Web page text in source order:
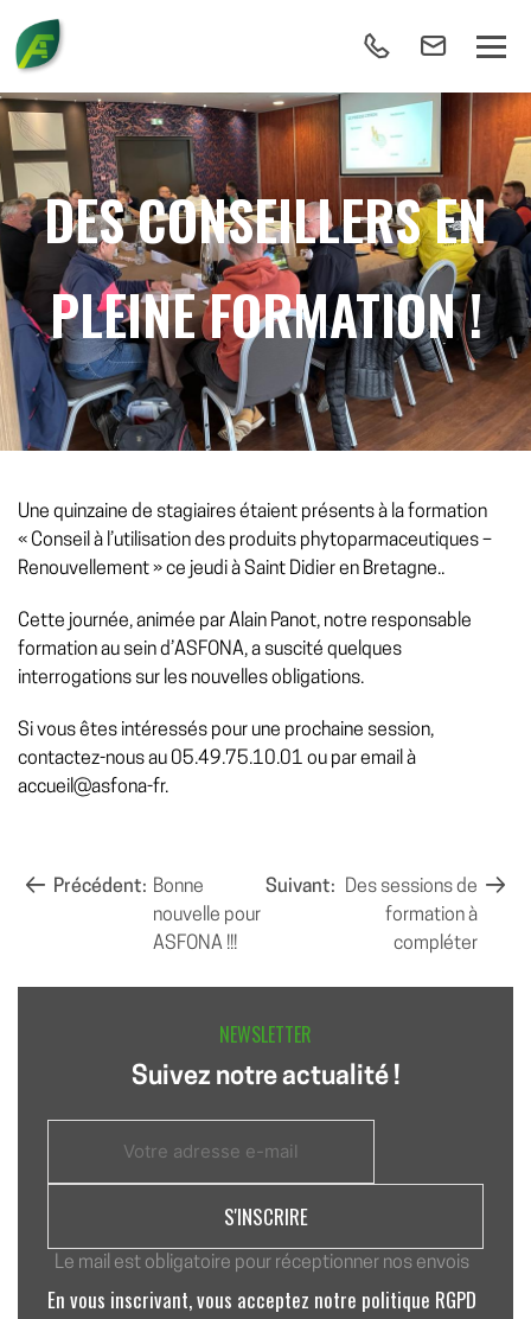
DES CONSEILLERS EN
PLEINE FORMATION !
Une quinzaine de stagiaires étaient présents à la formation
« Conseil à l’utilisation des produits phytoparmaceutiques –
Renouvellement » ce jeudi à Saint Didier en Bretagne..
Cette journée, animée par Alain Panot, notre responsable
formation au sein d’ASFONA, a suscité quelques
interrogations sur les nouvelles obligations.
Si vous êtes intéressés pour une prochaine session,
contactez-nous au 05.49.75.10.01 ou par email à
accueil@asfona-fr.
NAVIGATION
Précédent: Bonne
nouvelle pour
ASFONA !!!
Suivant:
Des sessions de
formation à
compléter
NEWSLETTER
Suivez notre actualité !
Le mail est obligatoire pour réceptionner nos envois
En vous inscrivant, vous acceptez notre politique RGPD